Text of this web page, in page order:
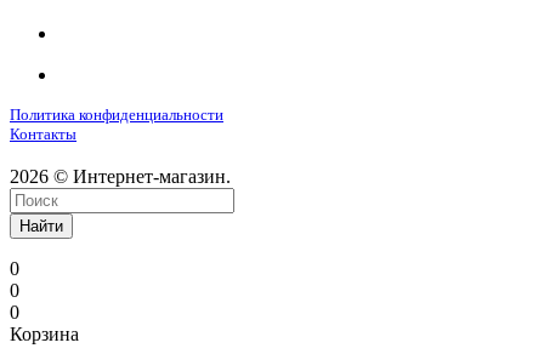
Политика конфиденциальности
Контакты
2026 © Интернет-магазин.
Найти
0
0
0
Корзина